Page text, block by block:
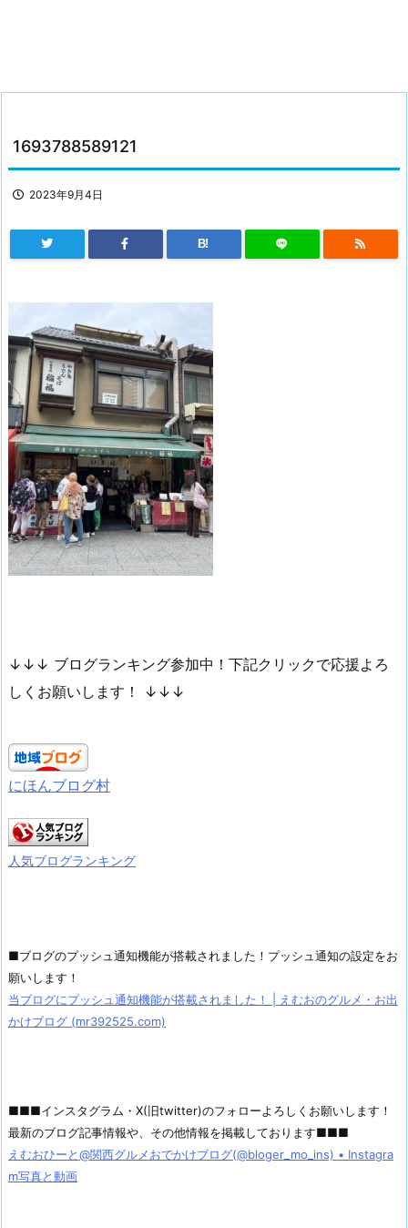
1693788589121
2023年9月4日
B!
↓↓↓ ブログランキング参加中！下記クリックで応援よろ
しくお願いします！ ↓↓↓
にほんブログ村
人気ブログランキング
■ブログのプッシュ通知機能が搭載されました！プッシュ通知の設定をお
願いします！
当ブログにプッシュ通知機能が搭載されました！ | えむおのグルメ・お出
かけブログ (mr392525.com)
■■■インスタグラム・X(旧twitter)のフォローよろしくお願いします！
最新のブログ記事情報や、その他情報を掲載しております■■■
えむおひーと@関西グルメおでかけブログ(@bloger_mo_ins) • Instagra
m写真と動画